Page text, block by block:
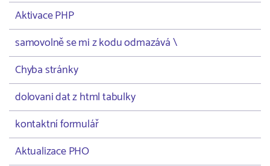
Aktivace PHP
samovolně se mi z kodu odmazává \
Chyba stránky
dolovani dat z html tabulky
kontaktní formulář
Aktualizace PHO